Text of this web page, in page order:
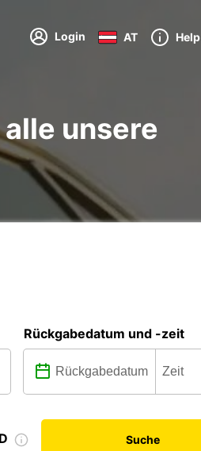
Login AT Help
unsere
Rückgabedatum und -zeit
Suche